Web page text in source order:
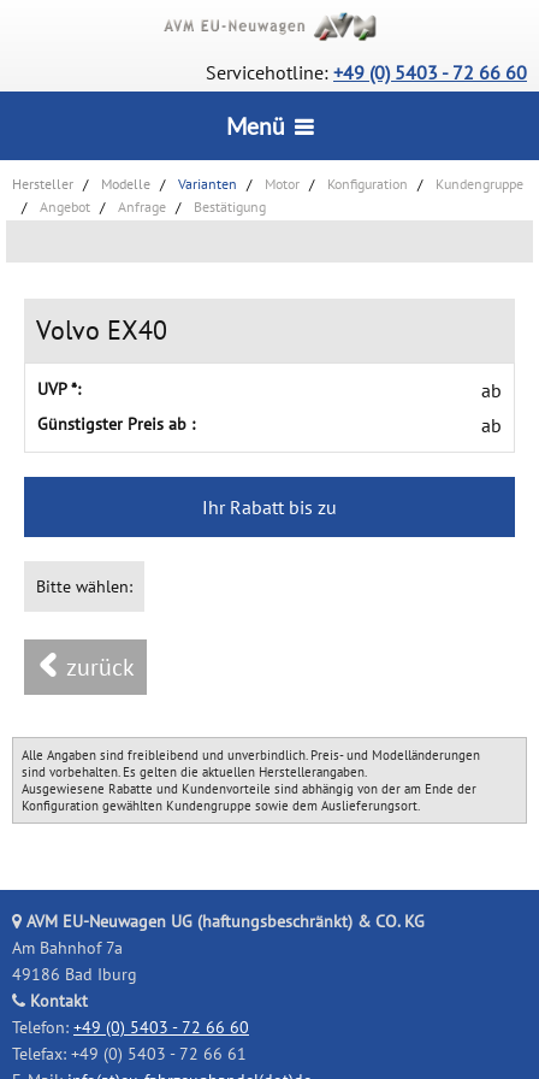
Servicehotline: +49 (0) 5403 - 72 66 60
Menü
STARTSEITE
CarConfigurator
Deutsche Neuwagen
Häufige Fragen
Datenschutz
UNSERE AUSZEICHNUNGEN
KONTAKT
Hersteller Modelle Varianten Motor Konfiguration
Kundengruppe
Angebot
Anfrage Bestätigung
Volvo EX40
UVP *: ab
Günstigster Preis ab : ab
Ihr Rabatt bis zu
Bitte wählen:
zurück
Alle Angaben sind freibleibend und unverbindlich. Preis- und Modelländerungen
sind vorbehalten. Es gelten die aktuellen Herstellerangaben.
Ausgewiesene Rabatte und Kundenvorteile sind abhängig von der am Ende der
Konfiguration gewählten Kundengruppe sowie dem Auslieferungsort.
AVM EU-Neuwagen UG (haftungsbeschränkt) & CO. KG
Am Bahnhof 7a
49186 Bad Iburg
Kontakt
Telefon: +49 (0) 5403 - 72 66 60
Telefax: +49 (0) 5403 - 72 66 61